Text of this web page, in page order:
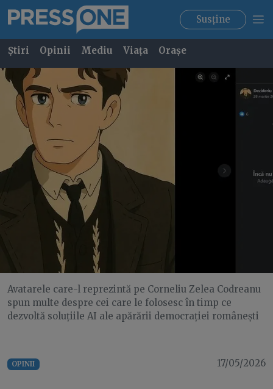
Susține
Știri Opinii Mediu Viața Orașe
Avatarele care-l reprezintă pe Corneliu Zelea Codreanu
spun multe despre cei care le folosesc în timp ce
dezvoltă soluțiile AI ale apărării democrației românești
OPINII 17/05/2026